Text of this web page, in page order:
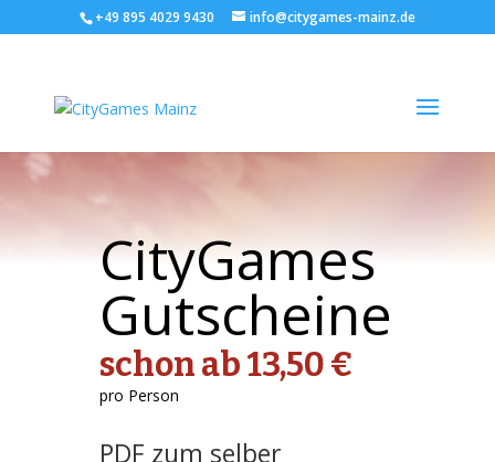
+49 895 4029 9430 info@citygames-mainz.de
CityGames
Gutscheine
schon ab 13,50 €
pro Person
PDF zum selber